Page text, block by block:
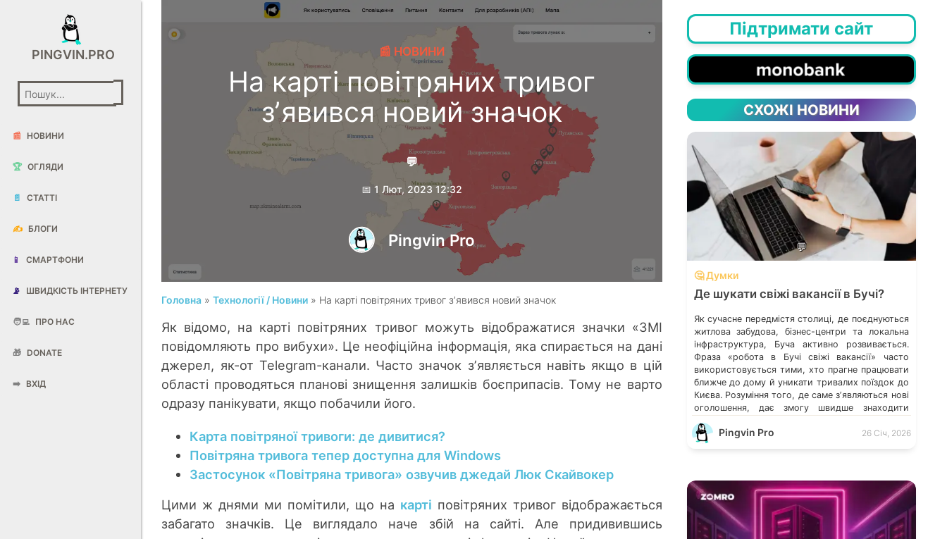
PINGVIN.PRO
📰 НОВИНИ
🏆 ОГЛЯДИ
📄 СТАТТІ
✍️ БЛОГИ
📱 СМАРТФОНИ
📡 ШВИДКІСТЬ ІНТЕРНЕТУ
🧑‍💻 ПРО НАС
🎁 DONATE
➡️ ВХІД
📰 НОВИНИ
На карті повітряних тривог
зʼявився новий значок
💬
📅 1 Лют, 2023 12:32
Pingvin Pro
Головна »Технології / Новини » На карті повітряних тривог зʼявився новий значок
Як відомо, на карті повітряних тривог можуть відображатися значки «ЗМІ
повідомляють про вибухи». Це неофіційна інформація, яка спирається на дані
джерел, як-от Telegram-канали. Часто значок зʼявляється навіть якщо в цій
області проводяться планові знищення залишків боєприпасів. Тому не варто
одразу панікувати, якщо побачили його.
Карта повітряної тривоги: де дивитися?
Повітряна тривога тепер доступна для Windows
Застосунок «Повітряна тривога» озвучив джедай Люк Скайвокер
Цими ж днями ми помітили, що на карті повітряних тривог відображається
забагато значків. Це виглядало наче збій на сайті. Але придивившись
Підтримати сайт
СХОЖІ НОВИНИ
💬
🤔 Думки
Де шукати свіжі вакансії в Бучі?
Як сучасне передмістя столиці, де поєднуються
житлова забудова, бізнес-центри та локальна
інфраструктура, Буча активно розвивається.
Фраза «робота в Бучі свіжі вакансії» часто
використовується тими, хто прагне працювати
ближче до дому й уникати тривалих поїздок до
Києва. Розуміння того, де саме зʼявляються нові
оголошення, дає змогу швидше знаходити
працевлаштування переважають у місті […]
Pingvin Pro 26 Січ, 2026